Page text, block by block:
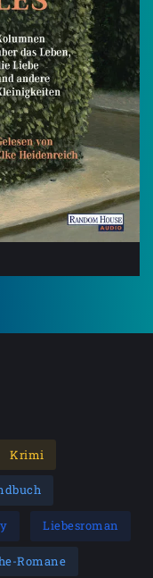
Krimi
Liebesroman
Romane